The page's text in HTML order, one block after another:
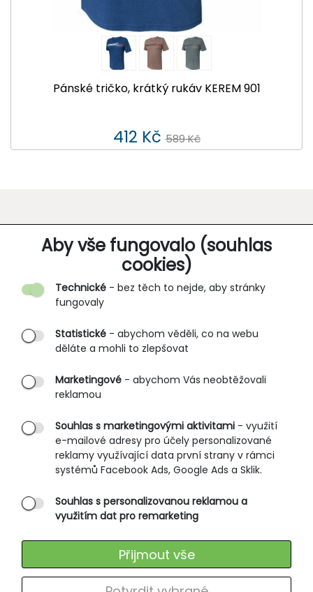
Aby vše fungovalo (souhlas
cookies)
Technické - bez těch to nejde, aby stránky
fungovaly
Statistické - abychom věděli, co na webu
děláte a mohli to zlepšovat
Marketingové - abychom Vás neobtěžovali
reklamou
Souhlas s marketingovými aktivitami - využití
e-mailové adresy pro účely personalizované
reklamy využívající data první strany v rámci
systémů Facebook Ads, Google Ads a Sklik.
Souhlas s personalizovanou reklamou a
využitím dat pro remarketing
Přijmout vše
Pánské tričko, krátký rukáv KEREM 901
412 Kč 589 Kč
O SPOLEČNOSTI
O nás
Partnerské prodejny
B2B vstup
PRŮVODCE NAKUPOVÁNÍM
Obchodní podmínky
Rozměrové tabulky
Způsoby doručení
Ochrana osobních údajů
SLUŽBY ZÁKAZNÍKŮM
Výměna zboží